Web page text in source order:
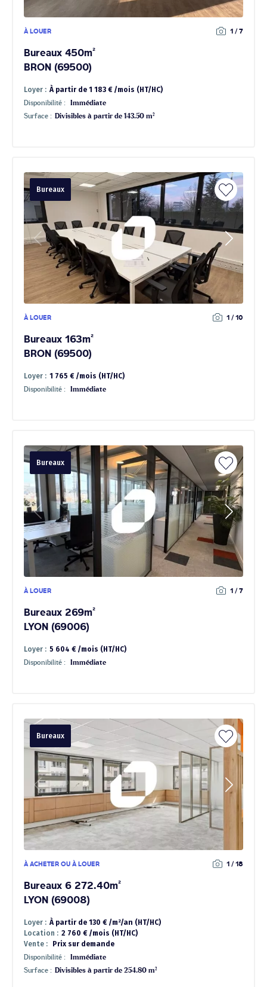
À LOUER 1 / 7
Bureaux 450m²
BRON (69500)
Loyer : À partir de 1 183 € /mois (HT/HC)
Disponibilité :
Immédiate
Surface : Divisibles à partir de 143.50 m²
Bureaux
À LOUER 1 / 10
Bureaux 163m²
BRON (69500)
Loyer : 1 765 € /mois (HT/HC)
Disponibilité : Immédiate
Bureaux
À LOUER 1 / 7
Bureaux 269m²
LYON (69006)
Loyer : 5 604 € /mois (HT/HC)
Disponibilité : Immédiate
Bureaux
À ACHETER OU À LOUER 1 / 18
Bureaux 6 272.40m²
LYON (69008)
Loyer : À partir de 130 € /m²/an (HT/HC)
Location : 2 760 € /mois (HT/HC)
Vente :
Prix sur demande
Disponibilité :
Immédiate
Surface : Divisibles à partir de 254.80 m²